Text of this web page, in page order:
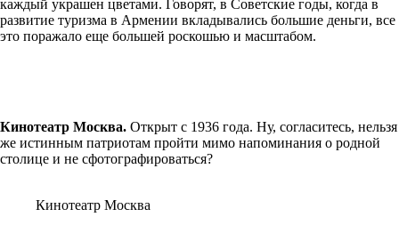
каждый украшен цветами. Говорят, в Советские годы, когда в
развитие туризма в Армении вкладывались большие деньги, все
это поражало еще большей роскошью и масштабом.
Кинотеатр Москва. Открыт с 1936 года. Ну, согласитесь, нельзя
же истинным патриотам пройти мимо напоминания о родной
столице и не сфотографироваться?
Кинотеатр Москва